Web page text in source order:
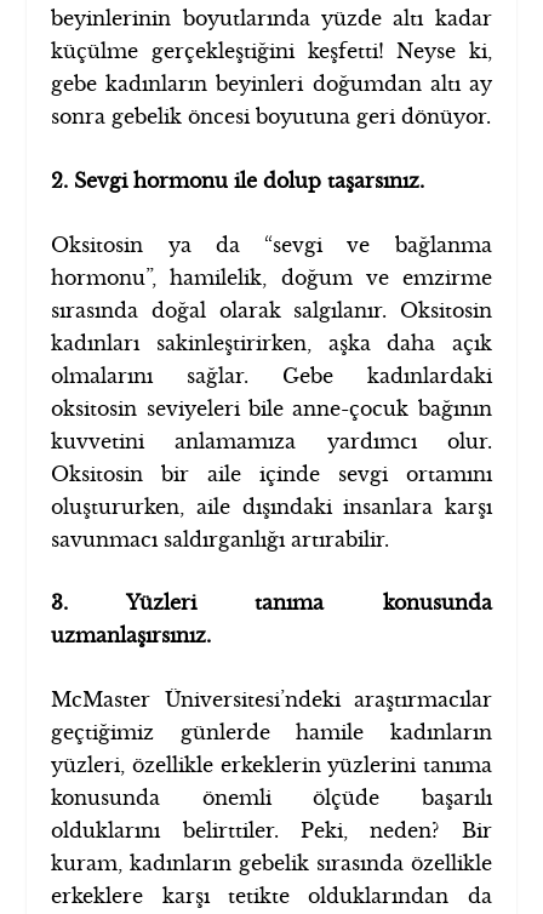
beyinlerinin boyutlarında yüzde altı kadar
küçülme gerçekleştiğini keşfetti! Neyse ki,
gebe kadınların beyinleri doğumdan altı ay
sonra gebelik öncesi boyutuna geri dönüyor.
2. Sevgi hormonu ile dolup taşarsınız.
Oksitosin ya da “sevgi ve bağlanma
hormonu”, hamilelik, doğum ve emzirme
sırasında doğal olarak salgılanır. Oksitosin
kadınları sakinleştirirken, aşka daha açık
olmalarını sağlar. Gebe kadınlardaki
oksitosin seviyeleri bile anne-çocuk bağının
kuvvetini anlamamıza yardımcı olur.
Oksitosin bir aile içinde sevgi ortamını
oluştururken, aile dışındaki insanlara karşı
savunmacı saldırganlığı artırabilir.
3. Yüzleri tanıma konusunda
uzmanlaşırsınız.
McMaster Üniversitesi’ndeki araştırmacılar
geçtiğimiz günlerde hamile kadınların
yüzleri, özellikle erkeklerin yüzlerini tanıma
konusunda önemli ölçüde başarılı
olduklarını belirttiler. Peki, neden? Bir
kuram, kadınların gebelik sırasında özellikle
erkeklere karşı tetikte olduklarından da